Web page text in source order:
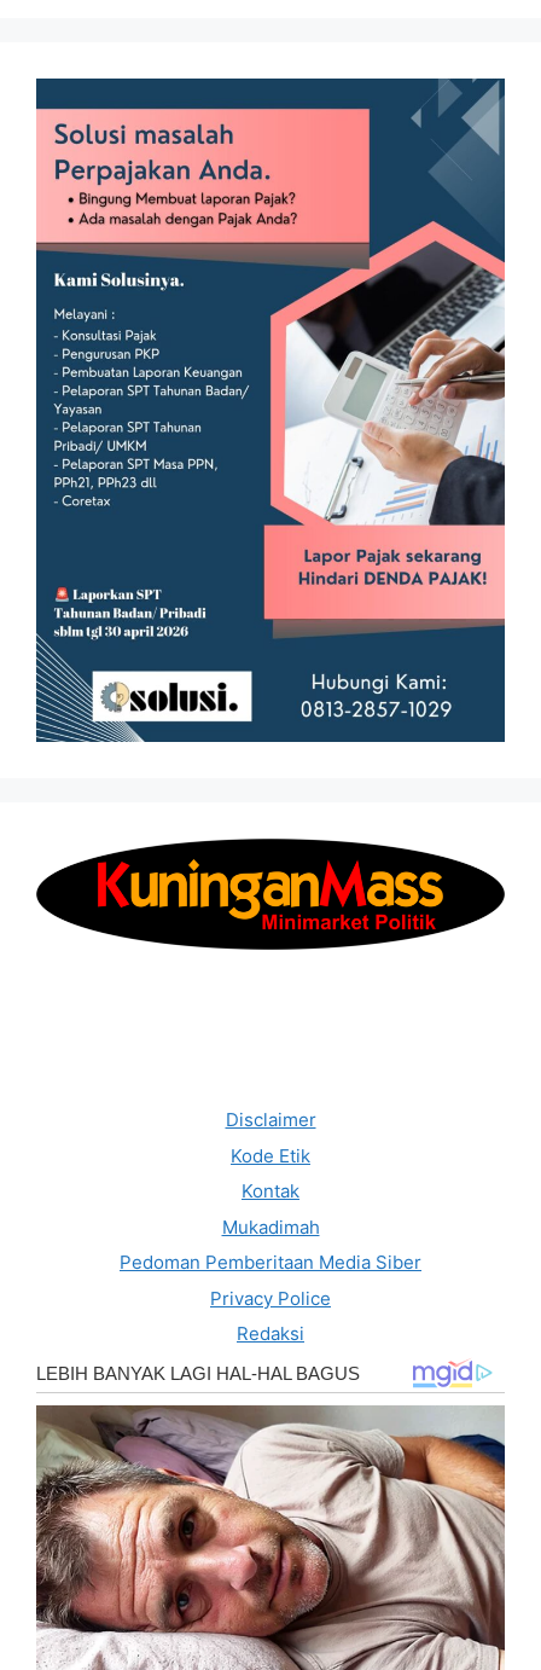
Disclaimer
Kode Etik
Kontak
Mukadimah
Pedoman Pemberitaan Media Siber
Privacy Police
Redaksi